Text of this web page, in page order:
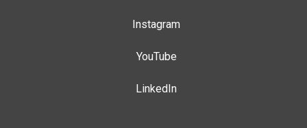
Instagram
YouTube
LinkedIn